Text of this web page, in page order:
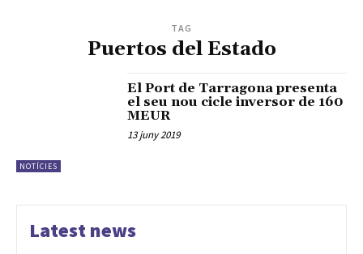
TAG
Puertos del Estado
NOTÍCIES
El Port de Tarragona presenta
el seu nou cicle inversor de 160
MEUR
13 juny 2019
Latest news